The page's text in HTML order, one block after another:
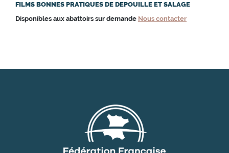
FILMS BONNES PRATIQUES DE DEPOUILLE ET SALAGE
Disponibles aux abattoirs sur demande Nous contacter